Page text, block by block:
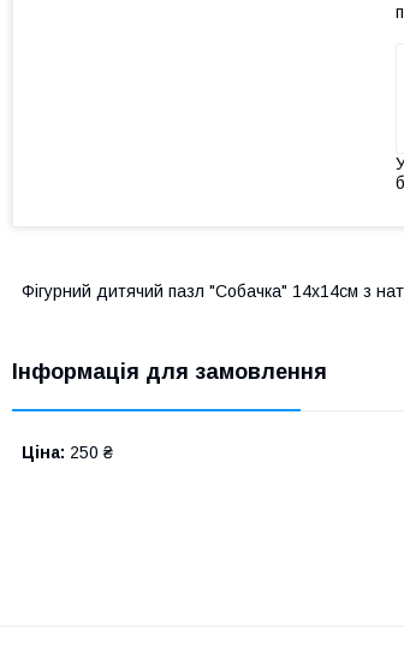
Фігурний дитячий пазл "Собачка" 14х14см з
Інформація для замовлення
Ціна: 250 ₴